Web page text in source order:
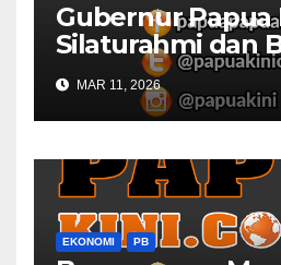
Gubernur Papua
Silaturahmi dan
Bersama DPR RI
Mendagri di IPDN
MAR 11, 2026
EKONOMI PB